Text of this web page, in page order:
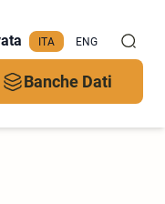
ITA ENG
Banche Dati